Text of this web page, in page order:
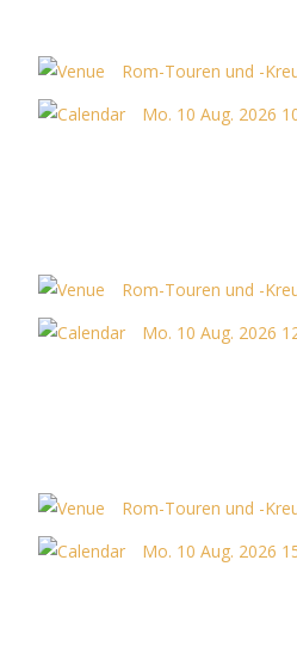
Rom-Touren und -
Mo. 10 Aug. 2026
Rom-Touren und -
Mo. 10 Aug. 2026
Rom-Touren und -
Mo. 10 Aug. 2026